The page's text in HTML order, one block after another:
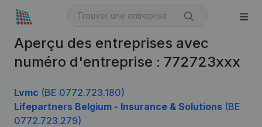
Aperçu des entreprises avec
numéro d'entreprise : 772723xxx
Lvmc (BE 0772.723.180)
Lifepartners Belgium - Insurance & Solutions (BE
0772.723.279)